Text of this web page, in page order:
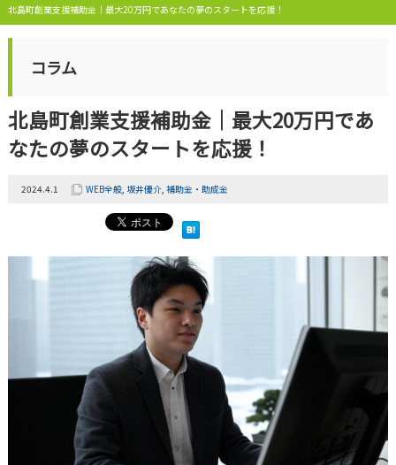
北島町創業支援補助金｜最大20万円であなたの夢のスタートを応援！
コラム
北島町創業支援補助金｜最大20万円であ
なたの夢のスタートを応援！
2024.4.1 WEB全般, 坂井優介, 補助金・助成金